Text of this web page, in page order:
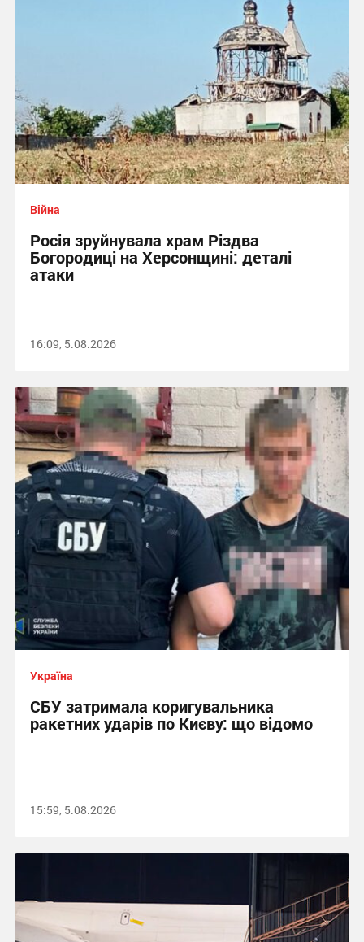
Війна
Росія зруйнувала храм Різдва
Богородиці на Херсонщині: деталі
атаки
16:09, 5.08.2026
Україна
СБУ затримала коригувальника
ракетних ударів по Києву: що відомо
15:59, 5.08.2026